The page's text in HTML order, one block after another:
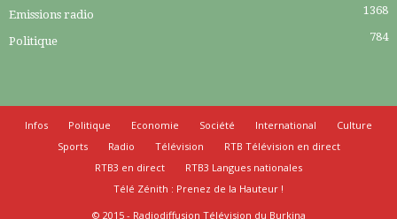
Emissions radio 1368
Politique 784
Infos Politique Economie Société International
Culture
Sports
Radio Télévision
RTB Télévision en direct
RTB3 en direct
RTB3 Langues nationales
Télé Zénith : Prenez de la Hauteur !
© 2015 - Radiodiffusion Télévision du Burkina